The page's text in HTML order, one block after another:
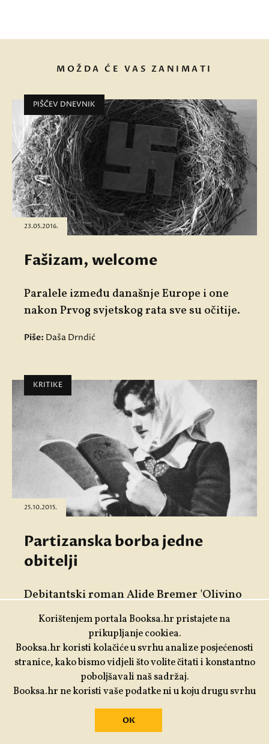
MOŽDA ĆE VAS ZANIMATI
PIŠČEV DNEVNIK
23.05.2016.
Fašizam, welcome
Paralele između današnje Europe i one
nakon Prvog svjetskog rata sve su očitije.
Piše: Daša Drndić
KRITIKE
25.10.2015.
Partizanska borba jedne
obitelji
Debitantski roman Alide Bremer 'Olivino
nasljeđe' promišljena je i uspješno
napisana priča o ženskoj, komunističkoj
povijesti.
Nađa Bobičić
Korištenjem portala Booksa.hr pristajete na
prikupljanje cookiea.
Booksa.hr koristi kolačiće u svrhu analize posjećenosti
stranice, kako bismo vidjeli što volite čitati i konstantno
poboljšavali naš sadržaj.
Booksa.hr ne koristi vaše podatke ni u koju drugu svrhu
OK